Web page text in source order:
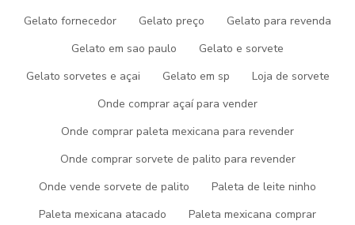
Gelato fornecedor
Gelato preço
Gelato para revenda
Gelato em sao paulo
Gelato e sorvete
Gelato sorvetes e açai
Gelato em sp
Loja de sorvete
Onde comprar açaí para vender
Onde comprar paleta mexicana para revender
Onde comprar sorvete de palito para revender
Onde vende sorvete de palito
Paleta de leite ninho
Paleta mexicana atacado
Paleta mexicana comprar
Como Selecionar um
Fornecedor de Sorvetes no
Selecionar o fornecedor certo é crucial para garantir a qualidade
confiáveis, verificando a reputação, certificações de qualidade e
avaliações de outros clientes. Afinal, a qualidade do sorvete que
cliente.